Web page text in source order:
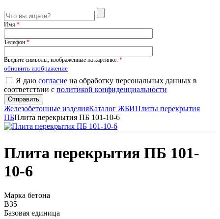
Имя *
Телефон *
Введите символы, изображённые на картинке: *
обновить изображение
Я даю согласие на обработку персональных данных в
соответствии с политикой конфиденциальности
Железобетонные изделияКаталог ЖБИПлиты перекрытия
ПБПлита перекрытия ПБ 101-10-6
Плита перекрытия ПБ 101-
10-6
Марка бетона
B35
Базовая единица